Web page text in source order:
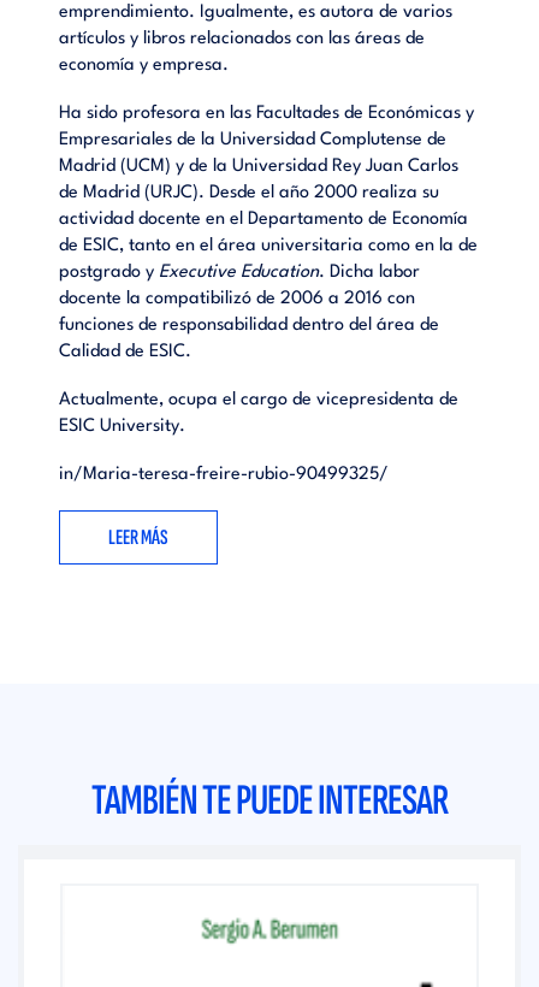
emprendimiento. Igualmente, es autora de varios
artículos y libros relacionados con las áreas de
economía y empresa.
Ha sido profesora en las Facultades de Económicas y
Empresariales de la Universidad Complutense de
Madrid (UCM) y de la Universidad Rey Juan Carlos
de Madrid (URJC). Desde el año 2000 realiza su
actividad docente en el Departamento de Economía
de ESIC, tanto en el área universitaria como en la de
postgrado y Executive Education. Dicha labor
docente la compatibilizó de 2006 a 2016 con
funciones de responsabilidad dentro del área de
Calidad de ESIC.
Actualmente, ocupa el cargo de vicepresidenta de
ESIC University.
in/Maria-teresa-freire-rubio-90499325/
LEER MÁS
TAMBIÉN TE PUEDE INTERESAR